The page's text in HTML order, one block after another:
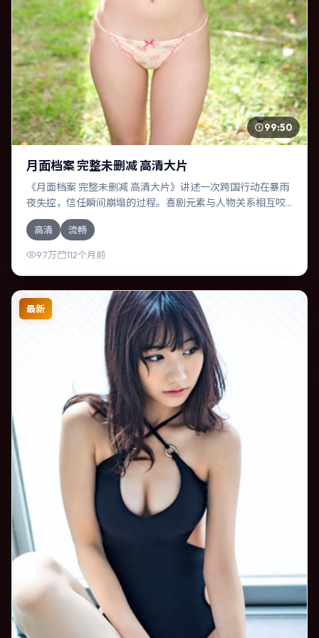
99:50
月面档案 完整未删减 高清大片
《月面档案 完整未删减 高清大片》讲述一次跨国行动在暴雨
夜失控，信任瞬间崩塌的过程。喜剧元素与人物关系相互咬
合，菅田将晖、黄政民的对手戏尤为出彩。导演罗素兄弟善
于在长镜头中积蓄张力，本片亦在日本实地取景，增强真实
质感。
高清 流畅
9.7万 112个月前
最新